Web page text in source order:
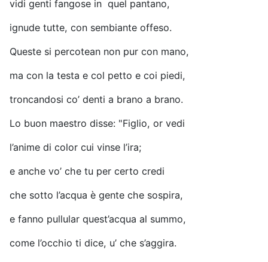
vidi genti fangose in quel pantano,
ignude tutte, con sembiante offeso.
Queste si percotean non pur con mano,
ma con la testa e col petto e coi piedi,
troncandosi co’ denti a brano a brano.
Lo buon maestro disse: "Figlio, or vedi
l’anime di color cui vinse l’ira;
e anche vo’ che tu per certo credi
che sotto l’acqua è gente che sospira,
e fanno pullular quest’acqua al summo,
come l’occhio ti dice, u’ che s’aggira.